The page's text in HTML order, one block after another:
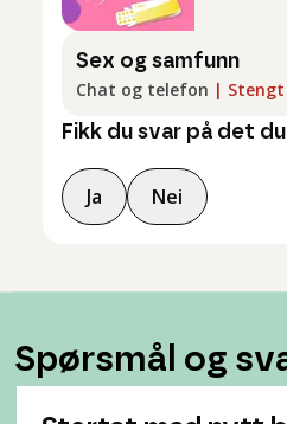
Sex og samfunn
Chat og telefon | Stengt
Fikk du svar på det
Ja Nei
Spørsmål og